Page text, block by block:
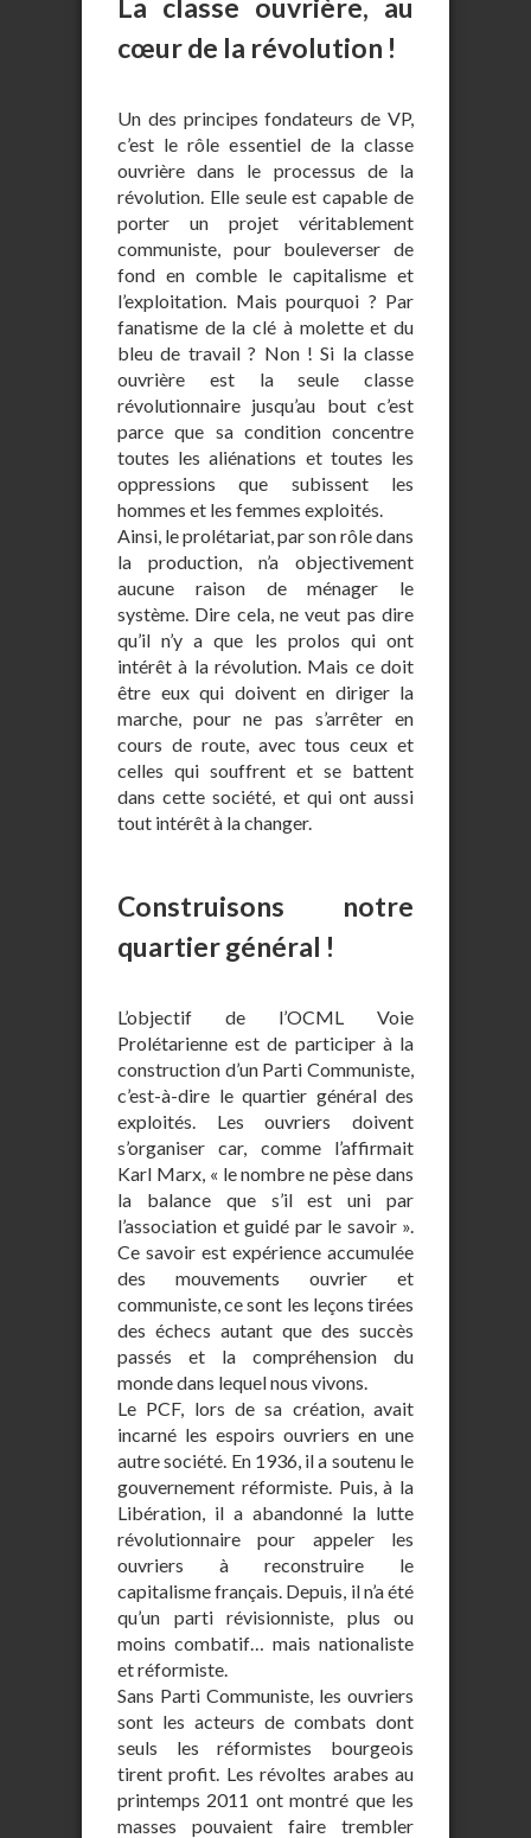
La classe ouvrière, au
cœur de la révolution !
Un des principes fondateurs de VP,
c’est le rôle essentiel de la classe
ouvrière dans le processus de la
révolution. Elle seule est capable de
porter un projet véritablement
communiste, pour bouleverser de
fond en comble le capitalisme et
l’exploitation. Mais pourquoi ? Par
fanatisme de la clé à molette et du
bleu de travail ? Non ! Si la classe
ouvrière est la seule classe
révolutionnaire jusqu’au bout c’est
parce que sa condition concentre
toutes les aliénations et toutes les
oppressions que subissent les
hommes et les femmes exploités.
Ainsi, le prolétariat, par son rôle dans
la production, n’a objectivement
aucune raison de ménager le
système. Dire cela, ne veut pas dire
qu’il n’y a que les prolos qui ont
intérêt à la révolution. Mais ce doit
être eux qui doivent en diriger la
marche, pour ne pas s’arrêter en
cours de route, avec tous ceux et
celles qui souffrent et se battent
dans cette société, et qui ont aussi
tout intérêt à la changer.
Construisons notre
quartier général !
L’objectif de l’OCML Voie
Prolétarienne est de participer à la
construction d’un Parti Communiste,
c’est-à-dire le quartier général des
exploités. Les ouvriers doivent
s’organiser car, comme l’affirmait
Karl Marx, « le nombre ne pèse dans
la balance que s’il est uni par
l’association et guidé par le savoir ».
Ce savoir est expérience accumulée
des mouvements ouvrier et
communiste, ce sont les leçons tirées
des échecs autant que des succès
passés et la compréhension du
monde dans lequel nous vivons.
Le PCF, lors de sa création, avait
incarné les espoirs ouvriers en une
autre société. En 1936, il a soutenu le
gouvernement réformiste. Puis, à la
Libération, il a abandonné la lutte
révolutionnaire pour appeler les
ouvriers à reconstruire le
capitalisme français. Depuis, il n’a été
qu’un parti révisionniste, plus ou
moins combatif… mais nationaliste
et réformiste.
Sans Parti Communiste, les ouvriers
sont les acteurs de combats dont
seuls les réformistes bourgeois
tirent profit. Les révoltes arabes au
printemps 2011 ont montré que les
masses pouvaient faire trembler